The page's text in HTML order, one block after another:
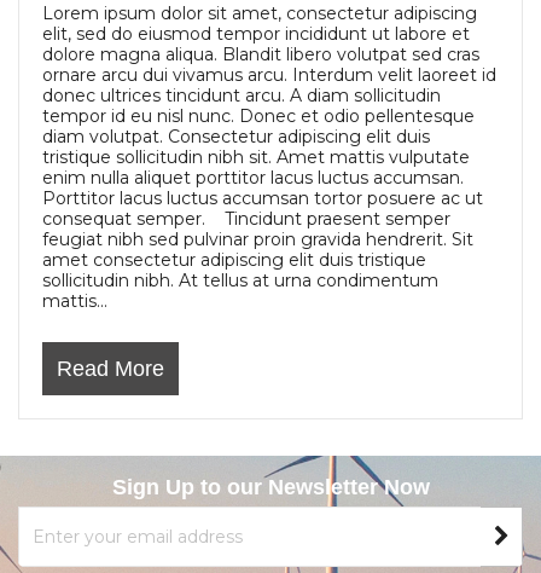
Lorem ipsum dolor sit amet, consectetur adipiscing
elit, sed do eiusmod tempor incididunt ut labore et
dolore magna aliqua. Blandit libero volutpat sed cras
ornare arcu dui vivamus arcu. Interdum velit laoreet id
donec ultrices tincidunt arcu. A diam sollicitudin
tempor id eu nisl nunc. Donec et odio pellentesque
diam volutpat. Consectetur adipiscing elit duis
tristique sollicitudin nibh sit. Amet mattis vulputate
enim nulla aliquet porttitor lacus luctus accumsan.
Porttitor lacus luctus accumsan tortor posuere ac ut
consequat semper. Tincidunt praesent semper
feugiat nibh sed pulvinar proin gravida hendrerit. Sit
amet consectetur adipiscing elit duis tristique
sollicitudin nibh. At tellus at urna condimentum
mattis...
Read More
Sign Up to our Newsletter Now